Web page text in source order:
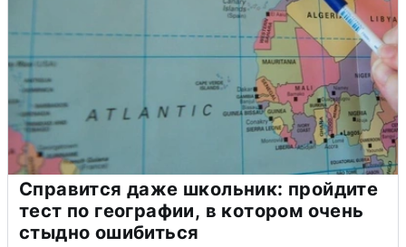
Справится даже школьник: пройдите
тест по географии, в котором очень
стыдно ошибиться